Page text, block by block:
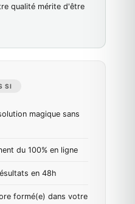
qualité mérite d'être
SI
magique sans
du 100% en ligne
en 48h
formé(e) dans votre